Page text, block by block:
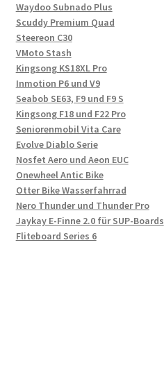
Waydoo Subnado Plus
Scuddy Premium Quad
Steereon C30
VMoto Stash
Kingsong KS18XL Pro
Inmotion P6 und V9
Seabob SE63, F9 und F9 S
Kingsong F18 und F22 Pro
Seniorenmobil Vita Care
Evolve Diablo Serie
Nosfet Aero und Aeon EUC
Onewheel Antic Bike
Otter Bike Wasserfahrrad
Nero Thunder und Thunder Pro
Jaykay E-Finne 2.0 für SUP-Boards
Fliteboard Series 6